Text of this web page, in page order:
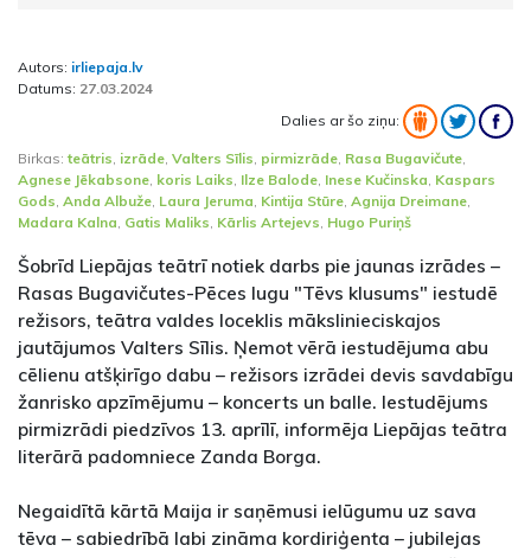
Autors: irliepaja.lv
Datums: 27.03.2024
Dalies ar šo ziņu:
Birkas:teātris, izrāde, Valters Sīlis, pirmizrāde, Rasa Bugavičute,
Agnese Jēkabsone, koris Laiks, Ilze Balode, Inese Kučinska, Kaspars
Gods, Anda Albuže, Laura Jeruma, Kintija Stūre, Agnija Dreimane,
Madara Kalna, Gatis Maliks, Kārlis Artejevs, Hugo Puriņš
Šobrīd Liepājas teātrī notiek darbs pie jaunas izrādes –
Rasas Bugavičutes-Pēces lugu "Tēvs klusums" iestudē
režisors, teātra valdes loceklis mākslinieciskajos
jautājumos Valters Sīlis. Ņemot vērā iestudējuma abu
cēlienu atšķirīgo dabu – režisors izrādei devis savdabīgu
žanrisko apzīmējumu – koncerts un balle. Iestudējums
pirmizrādi piedzīvos 13. aprīlī, informēja Liepājas teātra
literārā padomniece Zanda Borga.
Negaidītā kārtā Maija ir saņēmusi ielūgumu uz sava
tēva – sabiedrībā labi zināma kordiriģenta – jubilejas